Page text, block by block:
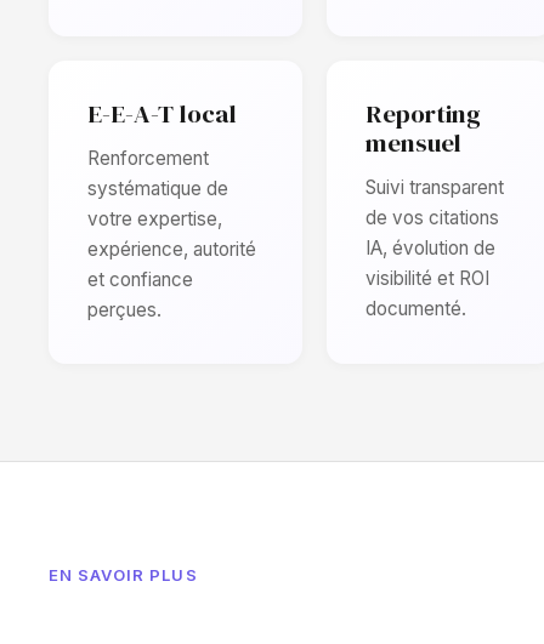
E-E-A-T local
Renforcement
systématique de
votre expertise,
expérience, autorité
et confiance
perçues.
Reporting
mensuel
Suivi transparent
de vos citations
IA, évolution de
visibilité et ROI
documenté.
EN SAVOIR PLUS